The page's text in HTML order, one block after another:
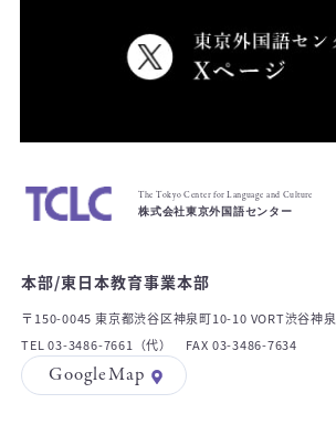
The Tokyo Center for Language and Culture
株式会社東京外国語センター
本部/東日本教育事業本部
〒150-0045 東京都渋谷区神泉町10-10 VORT渋谷神泉
TEL 03-3486-7661（代） FAX 03-3486-7634
GoogleMap